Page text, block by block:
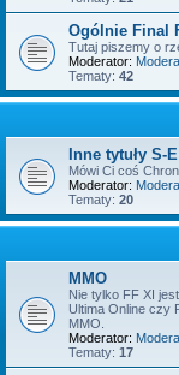
Ogólnie Final
Tutaj piszemy o
Moderator:
Tematy: 42
Inne tytuły S-E
Mówi Ci coś
Moderator:
Tematy: 20
MMO
Nie tylko FF XI
Ultima Online czy
MMO.
Moderator:
Tematy: 17